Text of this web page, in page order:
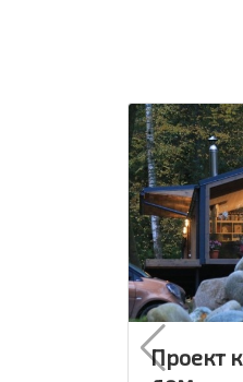
Проект